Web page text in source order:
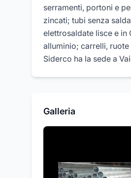
serramenti, portoni e
zincati; tubi senza
elettrosaldate lisce e in
alluminio; carrelli,
Siderco ha la sede a
Galleria